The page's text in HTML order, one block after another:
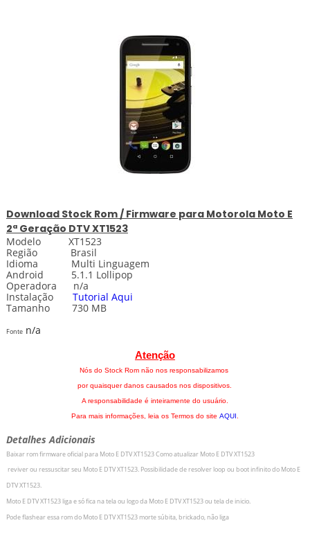
Download Stock Rom / Firmware para Motorola Moto E
2ª Geração DTV XT1523
Modelo XT1523
Região Brasil
Idioma Multi Linguagem
Android 5.1.1 Lollipop
Operadora n/a
Instalação Tutorial Aqui
Tamanho 730 MB
Fonte n/a
Atenção
Nós do Stock Rom não nos responsabilizamos
por quaisquer danos causados nos dispositivos.
A responsabilidade é inteiramente do usuário.
Para mais informações, leia os Termos do site AQUI
Detalhes Adicionais
Baixar rom firmware oficial para Moto E DTV XT1523Como atualizarMoto E DTV XT1523
reviver ou ressuscitar seu Moto E DTV XT1523. Possibilidade de resolver loop ou boot infinito do Moto E
DTV XT1523.
Moto E DTV XT1523liga e só fica na tela ou logo da Moto E DTV XT1523ou tela de inicio.
Pode flashear essa rom do Moto E DTV XT1523morte súbita, brickado, não liga